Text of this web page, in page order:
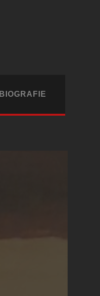
BIOGRAFIE